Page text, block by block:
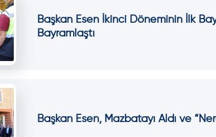
Başkan Esen İkinci Döneminin İlk
Bayramlaştı
Başkan Esen, Mazbatayı Aldı ve